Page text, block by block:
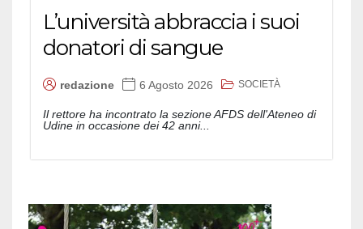
L’università abbraccia i suoi
donatori di sangue
redazione 6 Agosto 2026 SOCIETÀ
Il rettore ha incontrato la sezione AFDS dell'Ateneo di
Udine in occasione dei 42 anni...